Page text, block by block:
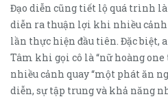
Đạo diễn cũng tiết lộ quá trình
diễn ra thuận lợi khi nhiều cảnh
lần thực hiện đầu tiên. Đặc biệt,
Tâm khi gọi cô là “nữ hoàng
nhiều cảnh quay “một phát ăn
diễn, sự tập trung và khả năng